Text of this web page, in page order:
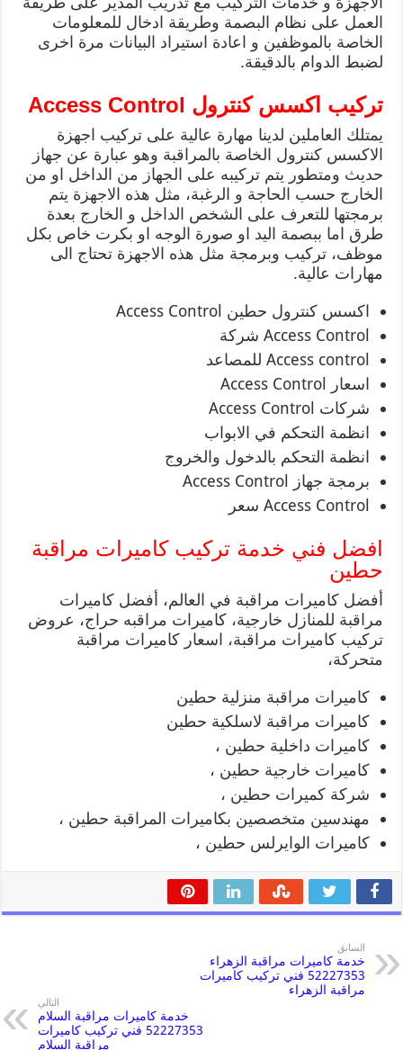
العمل على نظام البصمة وطريقة ادخال للمعلومات
الخاصة بالموظفين و اعادة استيراد البيانات مرة اخرى
لضبط الدوام بالدقيقة.
تركيب اكسس كنترول Access Control
يمتلك العاملين لدينا مهارة عالية على تركيب اجهزة
الاكسس كنترول الخاصة بالمراقبة وهو عبارة عن جهاز
حديث ومتطور يتم تركيبه على الجهاز من الداخل او من
الخارج حسب الحاجة و الرغبة، مثل هذه الاجهزة يتم
برمجتها للتعرف على الشخص الداخل و الخارج بعدة
طرق اما ببصمة اليد او صورة الوجه او بكرت خاص بكل
موظف، تركيب وبرمجة مثل هذه الاجهزة تحتاج الى
مهارات عالية.
اكسس كنترول حطين Access Control
Access Control شركة
Access control للمصاعد
اسعار Access Control
شركات Access Control
انظمة التحكم في الابواب
انظمة التحكم بالدخول والخروج
برمجة جهاز Access Control
Access Control سعر
افضل فني خدمة تركيب كاميرات مراقبة
حطين
أفضل كاميرات مراقبة في العالم، أفضل كاميرات
مراقبة للمنازل خارجية، كاميرات مراقبه حراج، عروض
تركيب كاميرات مراقبة، اسعار كاميرات مراقبة
متحركة،
كاميرات مراقبة منزلية حطين
كاميرات مراقبة لاسلكية حطين
كاميرات داخلية حطين ،
كاميرات خارجية حطين ،
شركة كميرات حطين ،
مهندسين متخصصين بكاميرات المراقبة حطين ،
كاميرات الوايرلس حطين ،
السابق
خدمة كاميرات مراقبة الزهراء
52227353 فني تركيب كاميرات
مراقبة الزهراء
التالي
خدمة كاميرات مراقبة السلام
52227353 فني تركيب كاميرات
مراقبة السلام